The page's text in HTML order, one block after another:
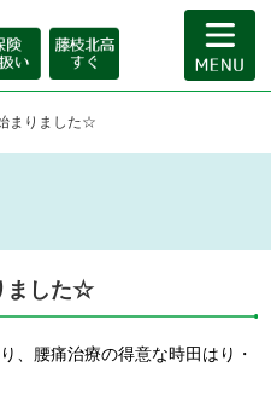
まりました☆
ました☆
、腰痛治療の得意な時田はり・